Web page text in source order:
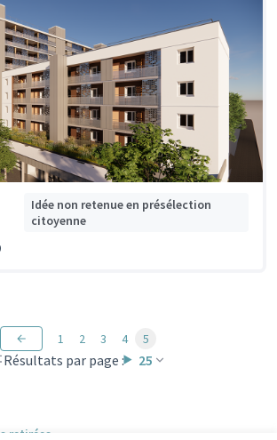
Idée non retenue en présélection
citoyenne
Résultats par page : 25
1 2 3 4 5
retirées